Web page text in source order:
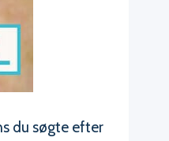
du søgte efter